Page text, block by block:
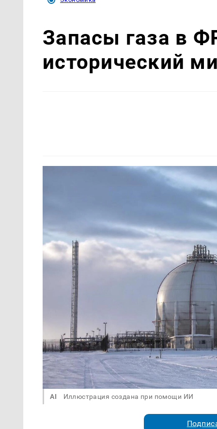
Запасы газа в
исторический
AI Иллюстрация создана при помощи ИИ